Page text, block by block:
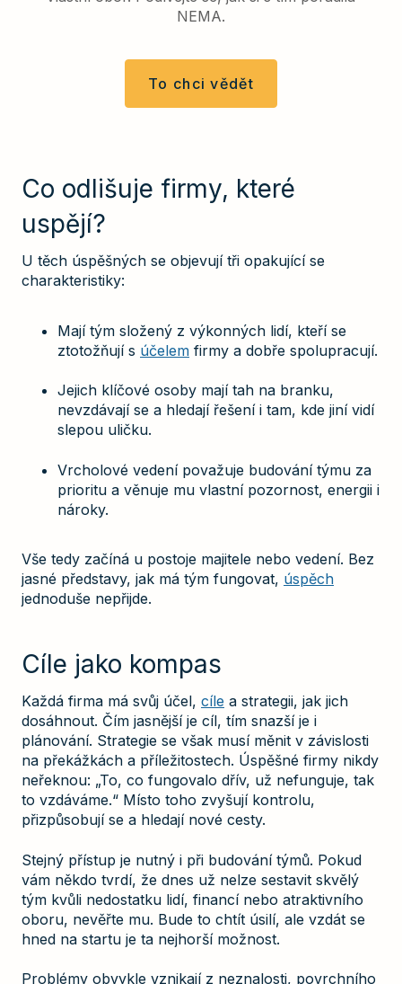
NEMA.
To chci vědět
Co odlišuje firmy, které
uspějí?
U těch úspěšných se objevují tři opakující se
charakteristiky:
Mají tým složený z výkonných lidí, kteří se
ztotožňují s účelem firmy a dobře spolupracují.
Jejich klíčové osoby mají tah na branku,
nevzdávají se a hledají řešení i tam, kde jiní vidí
slepou uličku.
Vrcholové vedení považuje budování týmu za
prioritu a věnuje mu vlastní pozornost, energii i
nároky.
Vše tedy začíná u postoje majitele nebo vedení. Bez
jasné představy, jak má tým fungovat, úspěch
jednoduše nepřijde.
Cíle jako kompas
Každá firma má svůj účel, cíle a strategii, jak jich
dosáhnout. Čím jasnější je cíl, tím snazší je i
plánování. Strategie se však musí měnit v závislosti
na překážkách a příležitostech. Úspěšné firmy nikdy
neřeknou: „To, co fungovalo dřív, už nefunguje, tak
to vzdáváme.“ Místo toho zvyšují kontrolu,
přizpůsobují se a hledají nové cesty.
Stejný přístup je nutný i při budování týmů. Pokud
vám někdo tvrdí, že dnes už nelze sestavit skvělý
tým kvůli nedostatku lidí, financí nebo atraktivního
oboru, nevěřte mu. Bude to chtít úsilí, ale vzdát se
hned na startu je ta nejhorší možnost.
Problémy obvykle vznikají z neznalosti, povrchního